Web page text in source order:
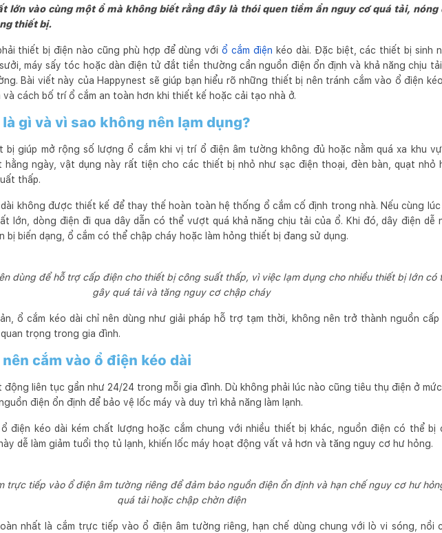
lớn vào cùng một ổ mà không biết rằng đây là thói quen tiềm ẩn nguy cơ quá tải, nóng
thiết bị.
thiết bị điện nào cũng phù hợp để dùng vớiổ cắm điện kéo dài. Đặc biệt, các thiết bị sinh
máy sấy tóc hoặc dàn điện tử đắt tiền thường cần nguồn điện ổn định và khả năng chịu
Bài viết này của Happynest sẽ giúp bạn hiểu rõ những thiết bị nên tránh cắm vào ổ điện kéo
và cách bố trí ổ cắm an toàn hơn khi thiết kế hoặc cải tạo nhà ở.
gì và vì sao không nên lạm dụng?
bị giúp mở rộng số lượng ổ cắm khi vị trí ổ điện âm tường không đủ hoặc nằm quá xa khu
hằng ngày, vật dụng này rất tiện cho các thiết bị nhỏ như sạc điện thoại, đèn bàn, quạt nhỏ
thấp.
không được thiết kế để thay thế hoàn toàn hệ thống ổ cắm cố định trong nhà. Nếu cùng lúc
lớn, dòng điện đi qua dây dẫn có thể vượt quá khả năng chịu tải của ổ. Khi đó, dây điện dễ
bị biến dạng, ổ cắm có thể chập cháy hoặc làm hỏng thiết bị đang sử dụng.
dùng để hỗ trợ cấp điện cho thiết bị công suất thấp, vì việc lạm dụng cho nhiều thiết bị lớn có
gây quá tải và tăng nguy cơ chập cháy
ổ cắm kéo dài chỉ nên dùng như giải pháp hỗ trợ tạm thời, không nên trở thành nguồn cấp
trọng trong gia đình.
cắm vào ổ điện kéo dài
động liên tục gần như 24/24 trong mỗi gia đình. Dù không phải lúc nào cũng tiêu thụ điện ở
điện ổn định để bảo vệ lốc máy và duy trì khả năng làm lạnh.
điện kéo dài kém chất lượng hoặc cắm chung với nhiều thiết bị khác, nguồn điện có thể bị
dễ làm giảm tuổi thọ tủ lạnh, khiến lốc máy hoạt động vất vả hơn và tăng nguy cơ hư hỏng.
trực tiếp vào ổ điện âm tường riêng để đảm bảo nguồn điện ổn định và hạn chế nguy cơ hư
quá tải hoặc chập chờn điện
nhất là cắm trực tiếp vào ổ điện âm tường riêng, hạn chế dùng chung với lò vi sóng, nồi